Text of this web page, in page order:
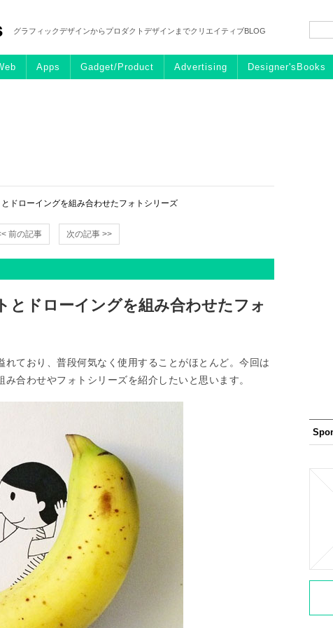
グラフィックデザインからプロダクトデザインまでクリエイティブBLOG
Apps Gadget/Product Advertising Designer'sBooks
ドローイングを組み合わせたフォトシリーズ
前の記事 次の記事 >>
とドローイングを組み合わせたフォ
ており、普段何気なく使用することがほとんど。今回は
合わせやフォトシリーズを紹介したいと思います。